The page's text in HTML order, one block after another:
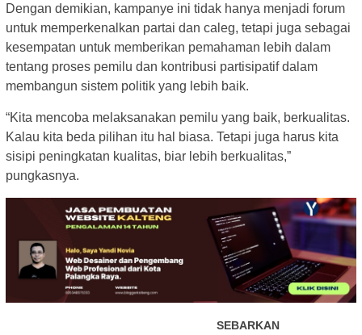
Dengan demikian, kampanye ini tidak hanya menjadi forum
untuk memperkenalkan partai dan caleg, tetapi juga sebagai
kesempatan untuk memberikan pemahaman lebih dalam
tentang proses pemilu dan kontribusi partisipatif dalam
membangun sistem politik yang lebih baik.
“Kita mencoba melaksanakan pemilu yang baik, berkualitas.
Kalau kita beda pilihan itu hal biasa. Tetapi juga harus kita
sisipi peningkatan kualitas, biar lebih berkualitas,”
pungkasnya.
SEBARKAN